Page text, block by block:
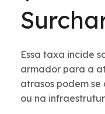
Essa taxa incide
armador para a
atrasos podem
ou na